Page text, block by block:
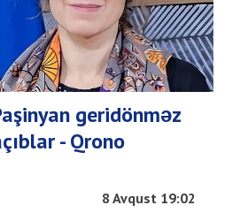
geridönməz
- Qrono
8 Avqust 19:02